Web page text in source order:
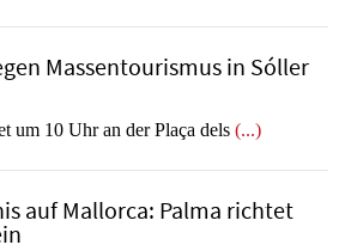
Massentourismus in Sóller
um 10 Uhr an der Plaça dels (...)
auf Mallorca: Palma richtet